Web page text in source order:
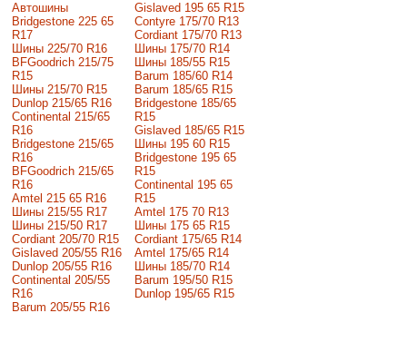
Автошины
Bridgestone 225 65
R17
Шины 225/70 R16
BFGoodrich 215/75
R15
Шины 215/70 R15
Dunlop 215/65 R16
Continental 215/65
R16
Bridgestone 215/65
R16
BFGoodrich 215/65
R16
Amtel 215 65 R16
Шины 215/55 R17
Шины 215/50 R17
Сordiant 205/70 R15
Gislaved 205/55 R16
Dunlop 205/55 R16
Continental 205/55
R16
Barum 205/55 R16
Gislaved 195 65 R15
Contyre 175/70 R13
Cordiant 175/70 R13
Шины 175/70 R14
Шины 185/55 R15
Barum 185/60 R14
Barum 185/65 R15
Bridgestone 185/65
R15
Gislaved 185/65 R15
Шины 195 60 R15
Bridgestone 195 65
R15
Continental 195 65
R15
Amtel 175 70 R13
Шины 175 65 R15
Cordiant 175/65 R14
Amtel 175/65 R14
Шины 185/70 R14
Barum 195/50 R15
Dunlop 195/65 R15